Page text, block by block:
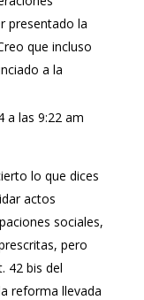
presentado la
que incluso
a la
a las 9:22 am
lo que dices
actos
sociales,
pero
42 bis del
reforma llevada